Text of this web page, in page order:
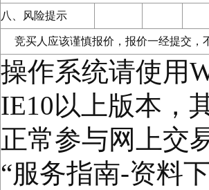
八、风险提示
竞买人应该谨慎报价，报价一经提交，
操作系统请使用
IE10以上版本，
正常参与网上交
“服务指南-资料